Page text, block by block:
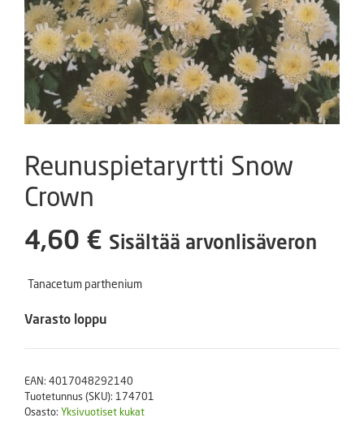
Reunuspietaryrtti Snow
Crown
4,60 € Sisältää arvonlisäveron
Tanacetum parthenium
Varasto loppu
EAN: 4017048292140
Tuotetunnus (SKU): 174701
Osasto: Yksivuotiset kukat